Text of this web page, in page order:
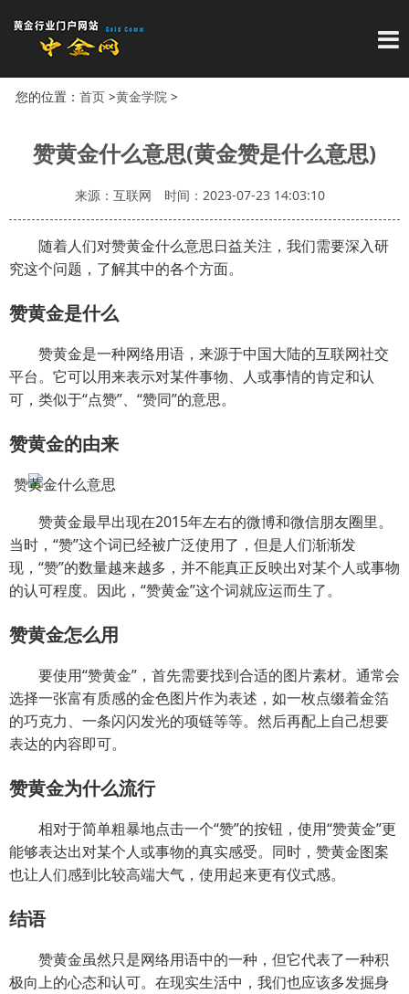
导
您的位置： 首页>黄金学院 >
赞黄金什么意思(黄金赞是什么意思)
来源：互联网 时间：2023-07-23 14:03:10
随着人们对赞黄金什么意思日益关注，我们需要深入研
究这个问题，了解其中的各个方面。
赞黄金是什么
赞黄金是一种网络用语，来源于中国大陆的互联网社交
平台。它可以用来表示对某件事物、人或事情的肯定和认
可，类似于“点赞”、“赞同”的意思。
赞黄金的由来
赞黄金最早出现在2015年左右的微博和微信朋友圈里。
当时，“赞”这个词已经被广泛使用了，但是人们渐渐发
现，“赞”的数量越来越多，并不能真正反映出对某个人或事物
的认可程度。因此，“赞黄金”这个词就应运而生了。
赞黄金怎么用
要使用“赞黄金”，首先需要找到合适的图片素材。通常会
选择一张富有质感的金色图片作为表述，如一枚点缀着金箔
的巧克力、一条闪闪发光的项链等等。然后再配上自己想要
表达的内容即可。
赞黄金为什么流行
相对于简单粗暴地点击一个“赞”的按钮，使用“赞黄金”更
能够表达出对某个人或事物的真实感受。同时，赞黄金图案
也让人们感到比较高端大气，使用起来更有仪式感。
结语
赞黄金虽然只是网络用语中的一种，但它代表了一种积
极向上的心态和认可。在现实生活中，我们也应该多发掘身